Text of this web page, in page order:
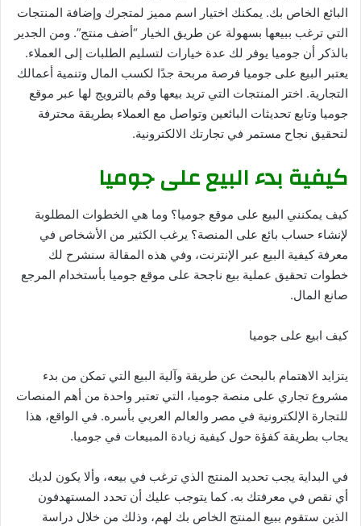
البائع الخاص بك. يمكنك اختيار اسم مميز لمتجرك وإضافة المنتجات
التي ترغب ببيعها بسهولة عن طريق الخيار “أضف منتج”. ومن الجدير
بالذكر أن جوميا يوفر لك عدة خيارات لتسليم الطلبات إلى العملاء.
يعتبر البيع على جوميا فرصة مربحة جدًا لكسب المال وتنمية أعمالك
التجارية. اختر المنتجات التي تريد بيعها وقم بالترويج لها عبر موقع
جوميا وتابع تحديثات البائعين وتواصل مع العملاء بطريقة محترفة
لتحقيق نجاح مستمر في تجارتك الالكترونية.
كيفية بدء البيع على جوميا
كيف يمكنني البيع على موقع جوميا؟ وما هي الخطوات المطلوبة
لإنشاء حساب بائع على المنصة؟ يرغب الكثير من الأشخاص في
معرفة كيفية البيع عبر الإنترنت، وفي هذه المقالة سنشرح لك
خطوات تحقيق عملية بيع ناجحة على موقع جوميا بأستخدام المرجع
صانع المال.
كيف ابيع على جوميا
يتزايد الاهتمام بالبحث عن طريقة وآلية البيع التي تمكن من بدء
مشروع تجاري على منصة جوميا، التي تعتبر واحدة من أهم المنصات
للتجارة الإلكترونية في مصر والعالم العربي بأسره. في الواقع، هذا
يجاب بطريقة كفؤة حول كيفية زيادة المبيعات في جوميا.
في البداية يجب تحديد المنتج الذي ترغب في بيعه، وألا يكون لديك
أي نقص في معرفتك به. كما يتوجب عليك أن تحدد المستهدفون
الذين ستقوم ببيع المنتج الخاص بك لهم، وذلك من خلال دراسة